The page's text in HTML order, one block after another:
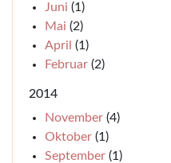
Juni (1)
Mai (2)
April (1)
Februar (2)
2014
November (4)
Oktober (1)
September (1)